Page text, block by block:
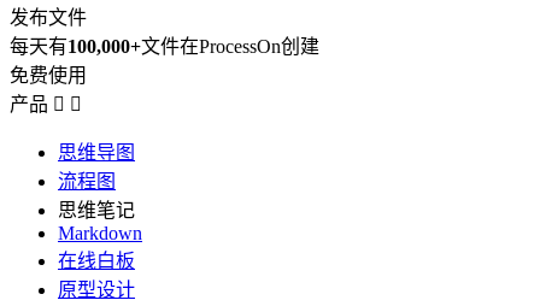
发布文件
每天有100,000+文件在ProcessOn创建
免费使用
产品  
思维导图
流程图
思维笔记
Markdown
在线白板
原型设计